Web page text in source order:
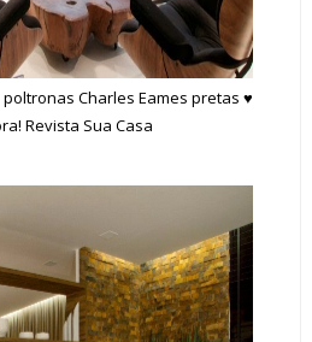
Charles Eames pretas ♥
Revista Sua Casa